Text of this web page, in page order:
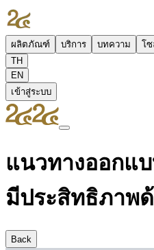
ผลิตภัณฑ์ บริการ บทความ โ
TH
EN
เข้าสู่ระบบ
แนวทางออกแ
มีประสิทธิภาพด้
Back